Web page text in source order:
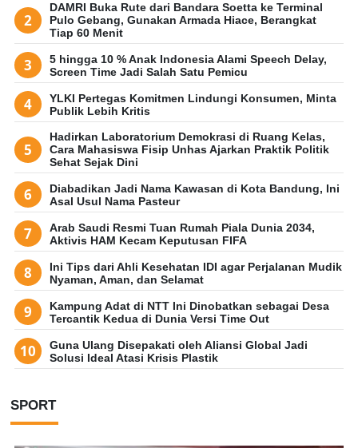
DAMRI Buka Rute dari Bandara Soetta ke Terminal
Pulo Gebang, Gunakan Armada Hiace, Berangkat
Tiap 60 Menit
5 hingga 10 % Anak Indonesia Alami Speech Delay,
Screen Time Jadi Salah Satu Pemicu
YLKI Pertegas Komitmen Lindungi Konsumen, Minta
Publik Lebih Kritis
Hadirkan Laboratorium Demokrasi di Ruang Kelas,
Cara Mahasiswa Fisip Unhas Ajarkan Praktik Politik
Sehat Sejak Dini
Diabadikan Jadi Nama Kawasan di Kota Bandung, Ini
Asal Usul Nama Pasteur
Arab Saudi Resmi Tuan Rumah Piala Dunia 2034,
Aktivis HAM Kecam Keputusan FIFA
Ini Tips dari Ahli Kesehatan IDI agar Perjalanan Mudik
Nyaman, Aman, dan Selamat
Kampung Adat di NTT Ini Dinobatkan sebagai Desa
Tercantik Kedua di Dunia Versi Time Out
Guna Ulang Disepakati oleh Aliansi Global Jadi
Solusi Ideal Atasi Krisis Plastik
SPORT